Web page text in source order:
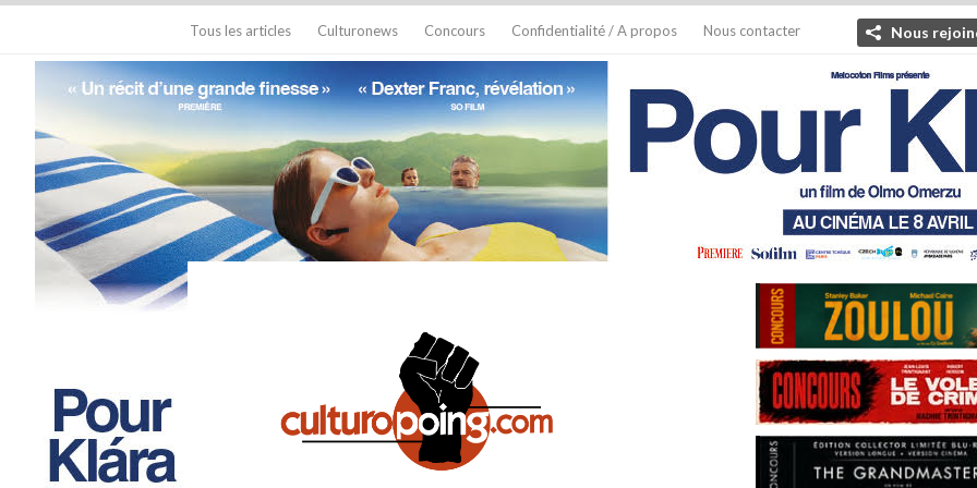
Tous les articles Culturonews Concours Confidentialité / A propos Nous contacter Nous